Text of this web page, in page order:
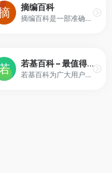
摘编百科
摘编百科是一部准确、全面、易读、丰富的网络百科全书，在这里你可以分享贡献你的知识，每一次用心分享，都汇聚成通往知识宇宙的一道光。
若基百科 – 最值得拥有的百科全书
若基百科为广大用户所提供的一部自由、开放、共享的百科全书。旨在创造一个涵盖所有知识领域，服务于全部互联网用户的高质量内容平台。